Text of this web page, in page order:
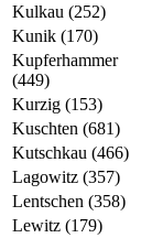
Kulkau (252)
Kunik (170)
Kupferhammer
(449)
Kurzig (153)
Kuschten (681)
Kutschkau (466)
Lagowitz (357)
Lentschen (358)
Lewitz (179)